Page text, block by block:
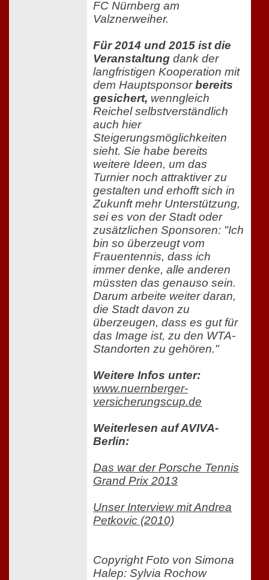
FC Nürnberg am
Valznerweiher.
Für 2014 und 2015 ist die
Veranstaltung dank der
langfristigen Kooperation mit
dem Hauptsponsorbereits
gesichert, wenngleich
Reichel selbstverständlich
auch hier
Steigerungsmöglichkeiten
sieht. Sie habe bereits
weitere Ideen, um das
Turnier noch attraktiver zu
gestalten und erhofft sich in
Zukunft mehr Unterstützung,
sei es von der Stadt oder
zusätzlichen Sponsoren: "Ich
bin so überzeugt vom
Frauentennis, dass ich
immer denke, alle anderen
müssten das genauso sein.
Darum arbeite weiter daran,
die Stadt davon zu
überzeugen, dass es gut für
das Image ist, zu den WTA-
Standorten zu gehören."
Weitere Infos unter:
www.nuernberger-
versicherungscup.de
Weiterlesen auf AVIVA-
Berlin:
Das war der Porsche Tennis
Grand Prix 2013
Unser Interview mit Andrea
Petkovic (2010)
Copyright Foto von Simona
Halep: Sylvia Rochow